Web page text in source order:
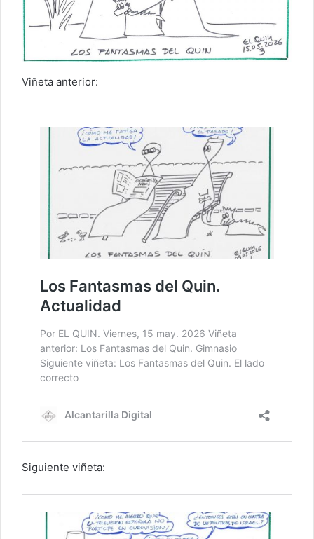
Viñeta anterior:
Siguiente viñeta: